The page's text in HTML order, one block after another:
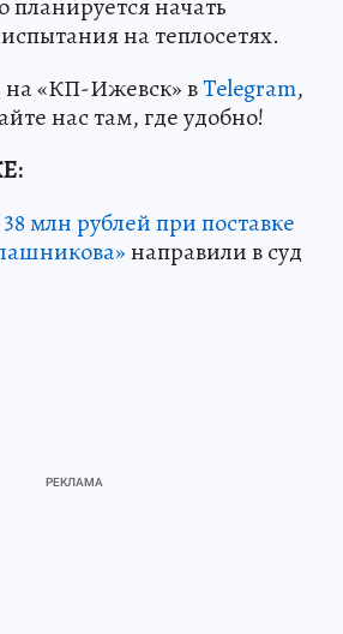
планируется начать
на теплосетях.
на «КП-Ижевск» вTelegram,
нас там, где удобно!
млн рублей при поставке
направили в суд